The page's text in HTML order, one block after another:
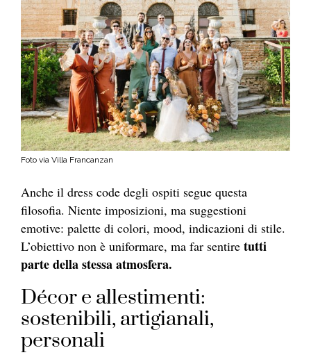
Foto via Villa Francanzan
Anche il dress code degli ospiti segue questa
filosofia. Niente imposizioni, ma suggestioni
emotive: palette di colori, mood, indicazioni di stile.
L’obiettivo non è uniformare, ma far sentire tutti
parte della stessa atmosfera.
Décor e allestimenti:
sostenibili, artigianali,
personali